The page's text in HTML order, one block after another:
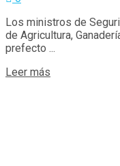
Los ministros de
de Agricultura,
prefecto ...
Leer más